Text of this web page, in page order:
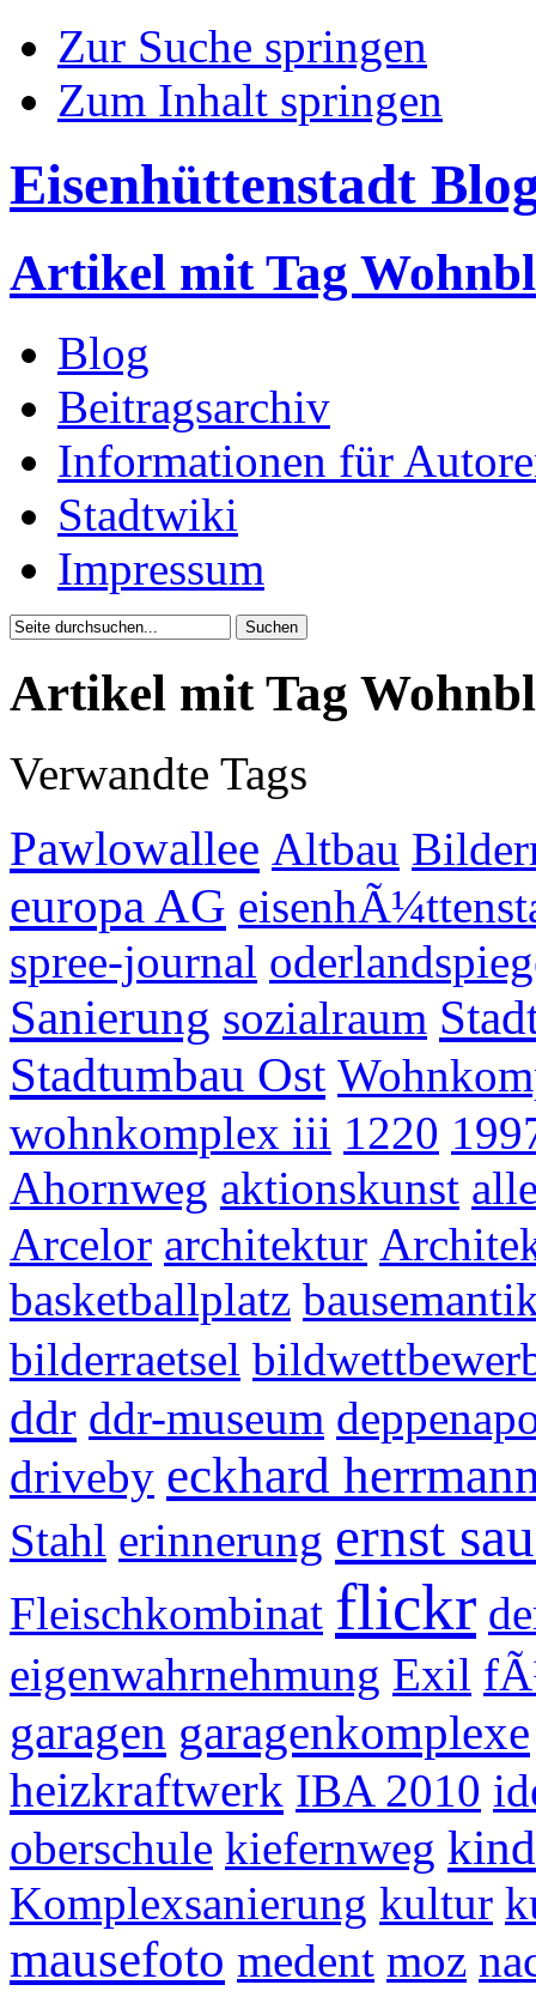
Zur Suche springen
Zum Inhalt springen
Eisenhüttenstadt
Artikel mit Tag
Blog
Beitragsarchiv
Informationen für
Stadtwiki
Impressum
Artikel mit Tag
Verwandte Tags
Pawlowallee Altbau
europa AG
spree-journal
Sanierung sozialraum
Stadtumbau Ost
wohnkomplex iii 1220
Ahornweg aktionskunst
Arcelor architektur
basketballplatz
bilderraetsel
ddr ddr-museum
driveby eckhard
Stahl erinnerung ernst
Fleischkombinat flickr
eigenwahrnehmung Exil
garagen garagenkomplexe
heizkraftwerk IBA 2010
oberschule kiefernweg
Komplexsanierung kultur
mausefoto medent moz